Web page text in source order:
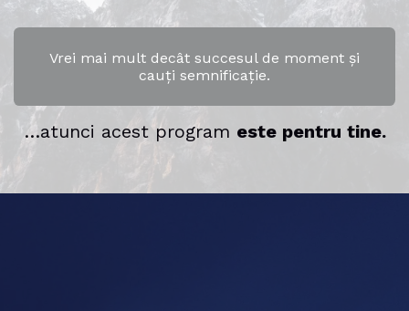
Vrei mai mult decât succesul de moment și
cauți semnificație.
…atunci acest program este pentru tine.